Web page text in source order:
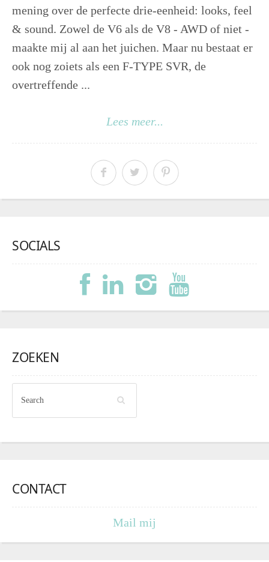
mening over de perfecte drie-eenheid: looks, feel
& sound. Zowel de V6 als de V8 - AWD of niet -
maakte mij al aan het juichen. Maar nu bestaat er
ook nog zoiets als een F-TYPE SVR, de
overtreffende ...
Lees meer...
SOCIALS
ZOEKEN
CONTACT
Mail mij